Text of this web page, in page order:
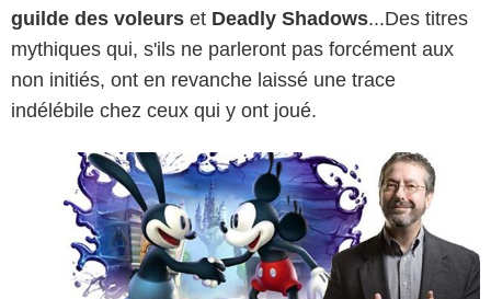
guilde des voleurs et Deadly Shadows...Des titres
mythiques qui, s'ils ne parleront pas forcément aux
non initiés, ont en revanche laissé une trace
indélébile chez ceux qui y ont joué.